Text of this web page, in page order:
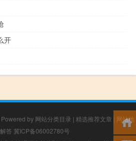
开
Powered by 网站分类目录 | 精选推荐文章 | 网站地
答 冀ICP备06002780号